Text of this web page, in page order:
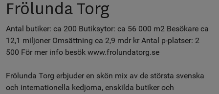
Frölunda Torg
Antal butiker: ca 200 Butiksytor: ca 56 000 m2 Besökare ca
12,1 miljoner Omsättning ca 2,9 mdr kr Antal p-platser: 2
500 För mer info besök www.frolundatorg.se
Frölunda Torg erbjuder en skön mix av de största svenska
och internationella kedjorna, enskilda butiker och